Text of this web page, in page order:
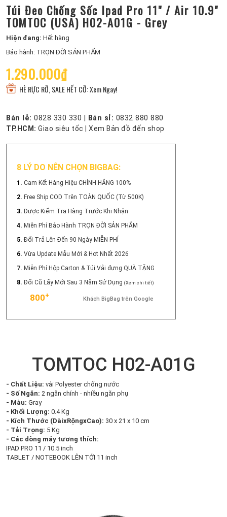
Túi Đeo Chống Sốc Ipad Pro 11" / Air 10.9"
TOMTOC (USA) H02-A01G - Grey
Hiện đang: Hết hàng
Bảo hành: TRỌN ĐỜI SẢN PHẨM
1.290.000₫
HÈ RỰC RỠ, SALE HẾT CỠ: Xem Ngay!
Bán lẻ: 0828 330 330 Bán sỉ: 0832 880 880
TP.HCM: Giao siêu tốc Xem Bản đồ đến shop
8 LÝ DO NÊN CHỌN BIGBAG:
1. Cam Kết Hàng Hiệu CHÍNH HÃNG 100%
2. Free Ship COD Trên TOÀN QUỐC (Từ 500K)
3. Được Kiểm Tra Hàng Trước Khi Nhận
4. Miễn Phí Bảo Hành TRỌN ĐỜI SẢN PHẨM
5. Đổi Trả Lên Đến 90 Ngày MIỄN PHÍ
6. Vừa Update Mẫu Mới & Hot Nhất 2026
7. Miễn Phí Hộp Carton & Túi Vải đựng QUÀ TẶNG
8. Đổi Cũ Lấy Mới Sau 3 Năm Sử Dụng (Xem chi tiết)
800+ Khách BigBag trên Google
TOMTOC H02-A01G
- Chất Liệu: vải Polyester chống nước
- Số Ngăn: 2 ngăn chính - nhiều ngăn phụ
- Màu: Gray
- Khối Lượng: 0.4 Kg
- Kích Thước (DàixRộngxCao): 30 x 21 x 10 cm
- Tải Trọng: 5 Kg
- Các dòng máy tương thích:
IPAD PRO 11 / 10.5 inch
TABLET / NOTEBOOK LÊN TỚI 11 inch